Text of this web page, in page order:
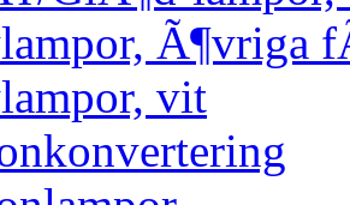
Ã¶vriga
vit